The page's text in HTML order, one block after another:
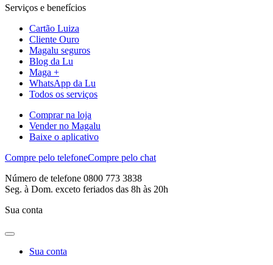
Serviços e benefícios
Cartão Luiza
Cliente Ouro
Magalu seguros
Blog da Lu
Maga +
WhatsApp da Lu
Todos os serviços
Comprar na loja
Vender no Magalu
Baixe o aplicativo
Compre pelo telefoneCompre pelo chat
Número de telefone 0800 773 3838
Seg. à Dom. exceto feriados das 8h às 20h
Sua conta
Sua conta